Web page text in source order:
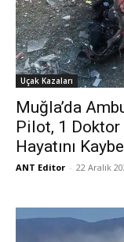
Uçak Kazaları
Muğla’da
Pilot, 1 Doktor
Hayatını
ANT Editor - 22 Aralık